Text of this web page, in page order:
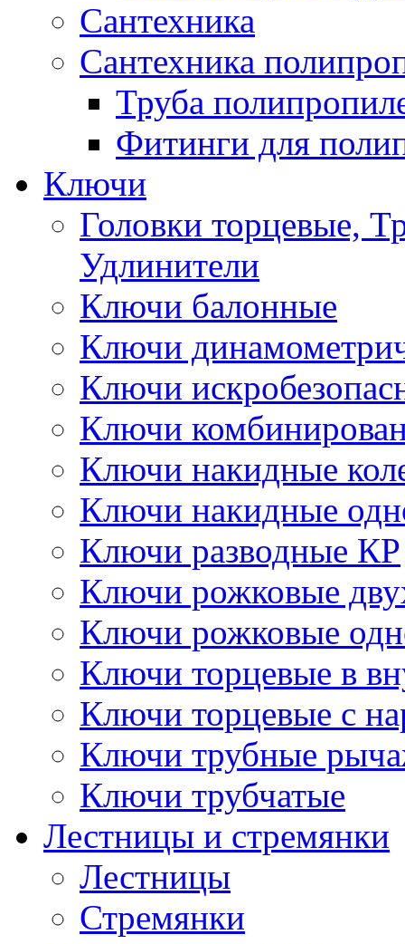
Сантехника
Сантехника
Труба
Фитинги для
Ключи
Головки торцевые,
Удлинители
Ключи балонные
Ключи
Ключи
Ключи
Ключи накидные
Ключи накидные
Ключи разводные КР
Ключи рожковые
Ключи рожковые
Ключи торцевые в
Ключи торцевые с
Ключи трубные
Ключи трубчатые
Лестницы и стремянки
Лестницы
Стремянки